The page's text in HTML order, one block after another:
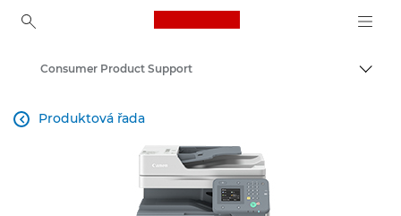
Canon Logo, back to
Consumer Product Support
Produktová řada
